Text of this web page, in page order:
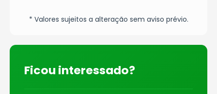
* Valores sujeitos a alteração sem aviso prévio.
Ficou interessado?